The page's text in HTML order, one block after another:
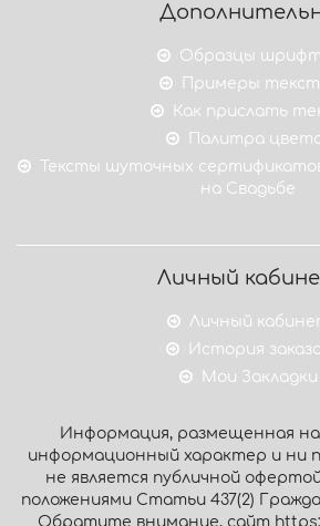
Образцы
Примеры
Как прислать
Палитра
Тексты шуточных
на Свадьбе
Личный
Личный
История
Мои Закладки
Информация, размещенная
информационный характер и ни
не является публичной
положениями Статьи 437(2)
Обратите внимание, сайт